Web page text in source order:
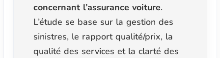
concernant l’assurance voiture.
L’étude se base sur la gestion des
sinistres, le rapport qualité/prix, la
qualité des services et la clarté des